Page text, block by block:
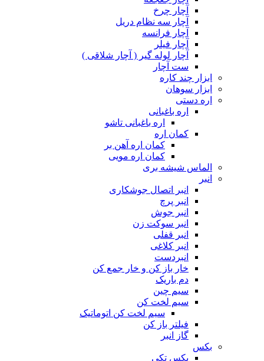
آچار چرخ
آچار سه نظام دریل
آچار فرانسه
آچار فیلر
آچار لوله گیر ( آچار شلاقی )
ست آچار
ابزار چند کاره
ابزار سوهان
اره دستی
اره باغبانی
اره باغبانی تاشو
کمان اره
کمان اره آهن بر
کمان اره مویی
الماس شیشه بری
انبر
انبر اتصال جوشکاری
انبر پرچ
انبر جوش
انبر سوکت زن
انبر قفلی
انبر کلاغی
انبردست
خار باز کن و خار جمع کن
دم باریک
سیم چین
سیم لخت کن
سیم لخت کن اتوماتیک
فیلتر باز کن
گاز انبر
بکس
بکس تکی